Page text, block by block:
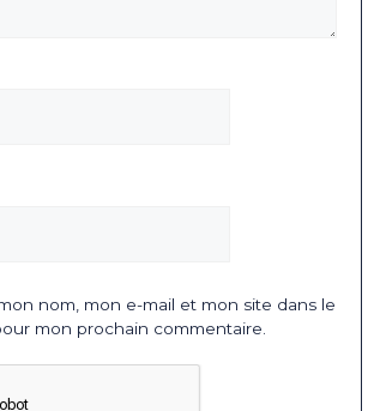
nom, mon e-mail et mon site dans le
mon prochain commentaire.